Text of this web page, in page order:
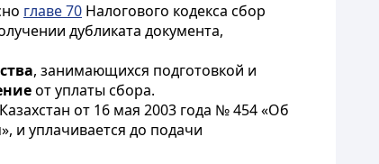
главе 70 Налогового кодекса сбор
дубликата документа,
, занимающихся подготовкой и
от уплаты сбора.
от 16 мая 2003 года № 454 «Об
и уплачивается до подачи